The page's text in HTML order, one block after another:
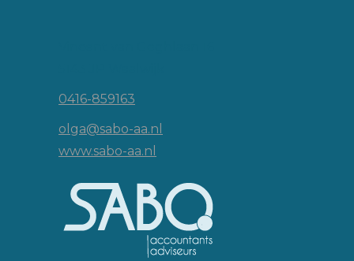
0416-859163
olga@sabo-aa.nl
www.sabo-aa.nl